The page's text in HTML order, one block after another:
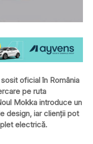
oficial în România
pe ruta
Mokka introduce un
design, iar clienții pot
electrică.